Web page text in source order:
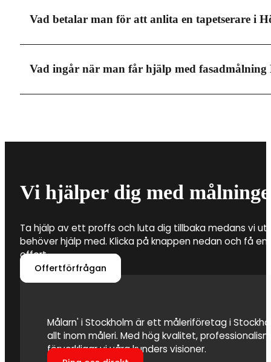
Måleri i Hölö erbjuder dig möjligheten att göra
tjänster. Detta är också någonting som kommer
däremot vara värt att nämna till vald målerifirma
Vad betalar man för att anlita en tapetserare i
Den totala kostnaden för att få tapeten
000-4 000 kronor. Men utöver detta behöver du
materialkostnader. Det är därför flera faktorer som
Vad ingår när man får hjälp med fasadmålning
vilken färg som ska användas. Att anlita en
Vi hjälper dig med
Ta hjälp av ett proffs och luta dig tillbaka medans vi
behöver hjälp med. Klicka på knappen nedan och få
offert.
Offertförfrågan
Målarn' i Stockholm är ett måleriföretag i
allt inom måleri. Med hög kvalitet,
förverkligar vi våra kunders visioner.